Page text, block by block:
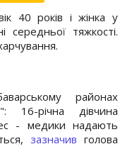
40 років і жінка у
середньої тяжкості.
районах
16-річна дівчина
- медики надають
зазначив голова